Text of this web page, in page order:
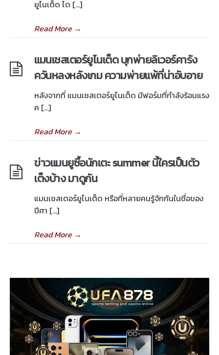
ยูไนเต็ด ได […]
Read More→
แมนเชสเตอร์ยูไนเต็ด บุกพ่ายลิเวอร์คารัง
ควันหลงหลังเกม ความพ่ายแพ้ที่น่าอับอาย
หลังจากที่ แมนเชสเตอร์ยูไนเต็ด มีฟอร์มที่กำลังร้อนแรง
ค […]
Read More→
ข่าวแมนยูซื้อนักเตะ summer นี้ใครเป็นตัว
เต็งบ้าง มาดูกัน
แมนเชสเตอร์ยูไนเต็ด หรือที่หลายคนรู้จักกันในชื่อของ
ปีศา […]
Read More→